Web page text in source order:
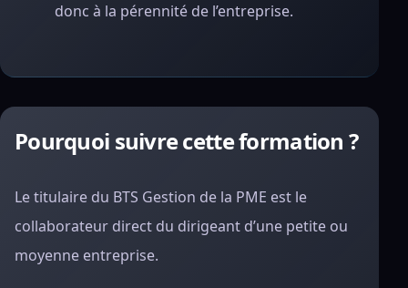
donc à la pérennité de l’entreprise.
Pourquoi suivre cette formation ?
Le titulaire du BTS Gestion de la PME est le
collaborateur direct du dirigeant d’une petite ou
moyenne entreprise.